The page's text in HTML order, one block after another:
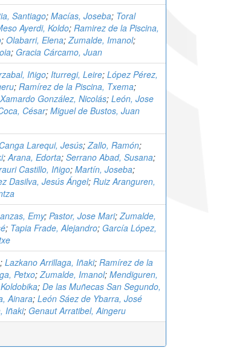
Santiago; Macías, Joseba; Toral
Ayerdi, Koldo; Ramirez de la Piscina,
; Olabarri, Elena;Zumalde, Imanol;
; Gracia Cárcamo, Juan
Iñigo; Iturregi, Leire; López Pérez,
; Ramírez de la Piscina, Txema;
Xamardo González, Nicolás; León, Jose
César; Miguel de Bustos, Juan
Canga Larequi, Jesús;Zallo, Ramón;
;Arana, Edorta; Serrano Abad, Susana;
Castillo, Iñigo; Martín, Joseba;
Dasilva, Jesús Ángel; Ruiz Aranguren,
Emy; Pastor, Jose Mari;Zumalde,
; Tapia Frade, Alejandro; García López,
; Lazkano Arrillaga, Iñaki; Ramírez de la
Petxo;Zumalde, Imanol; Mendiguren,
; De las Muñecas San Segundo,
Ainara; León Sáez de Ybarra, José
Iñaki; Genaut Arratibel, Aingeru